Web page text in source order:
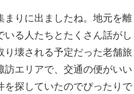
まりに出ましたね。地元を離
る人たちとたくさん話がし
壊される予定だった老舗旅
エリアで、交通の便がいい
を探していたのでぴったりで